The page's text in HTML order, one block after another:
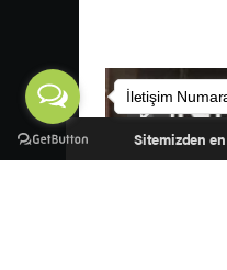
Sitemizden
İletişim